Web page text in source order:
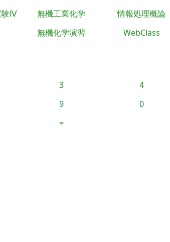
験Ⅳ 無機工業化学 情報処理概論
無機化学演習 WebClass
3 4
9 0
=